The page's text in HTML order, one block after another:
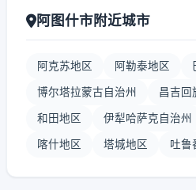
阿图什市附近城市
阿克苏地区 阿勒泰地区
博尔塔拉蒙古自治州 昌吉回
和田地区 伊犁哈萨克自治州
喀什地区 塔城地区 吐鲁